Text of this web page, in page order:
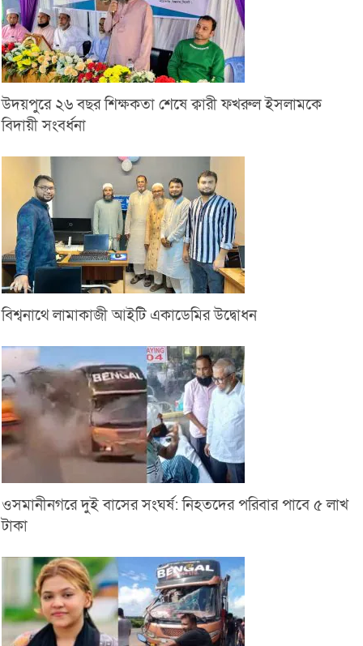
উদয়পুরে ২৬ বছর শিক্ষকতা শেষে ক্বারী ফখরুল ইসলামকে
বিদায়ী সংবর্ধনা
বিশ্বনাথে লামাকাজী আইটি একাডেমির উদ্বোধন
ওসমানীনগরে দুই বাসের সংঘর্ষ: নিহতদের পরিবার পাবে ৫ লাখ
টাকা